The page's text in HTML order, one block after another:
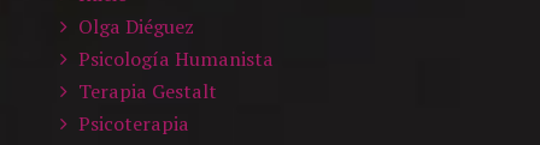
Olga Diéguez
Psicología Humanista
Terapia Gestalt
Psicoterapia